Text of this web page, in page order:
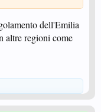
dell'Emilia
altre regioni come